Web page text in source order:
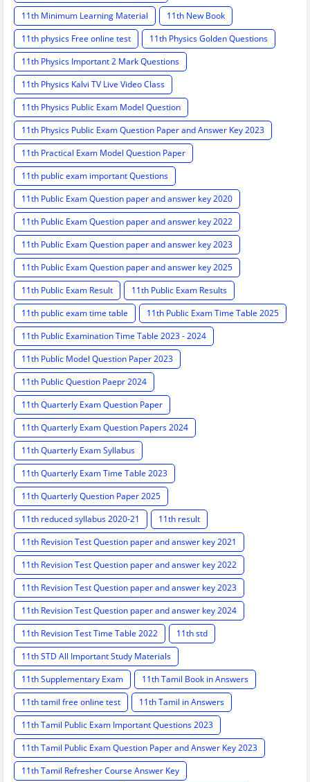
11th Minimum Learning Material
11th New Book
11th physics Free online test
11th Physics Golden Questions
11th Physics Important 2 Mark Questions
11th Physics Kalvi TV Live Video Class
11th Physics Public Exam Model Question
11th Physics Public Exam Question Paper and Answer Key 2023
11th Practical Exam Model Question Paper
11th public exam important Questions
11th Public Exam Question paper and answer key 2020
11th Public Exam Question paper and answer key 2022
11th Public Exam Question paper and answer key 2023
11th Public Exam Question paper and answer key 2025
11th Public Exam Result
11th Public Exam Results
11th public exam time table
11th Public Exam Time Table 2025
11th Public Examination Time Table 2023 - 2024
11th Public Model Question Paper 2023
11th Public Question Paepr 2024
11th Quarterly Exam Question Paper
11th Quarterly Exam Question Papers 2024
11th Quarterly Exam Syllabus
11th Quarterly Exam Time Table 2023
11th Quarterly Question Paper 2025
11th reduced syllabus 2020-21
11th result
11th Revision Test Question paper and answer key 2021
11th Revision Test Question paper and answer key 2022
11th Revision Test Question paper and answer key 2023
11th Revision Test Question paper and answer key 2024
11th Revision Test Time Table 2022
11th std
11th STD All Important Study Materials
11th Supplementary Exam
11th Tamil Book in Answers
11th tamil free online test
11th Tamil in Answers
11th Tamil Public Exam Important Questions 2023
11th Tamil Public Exam Question Paper and Answer Key 2023
11th Tamil Refresher Course Answer Key